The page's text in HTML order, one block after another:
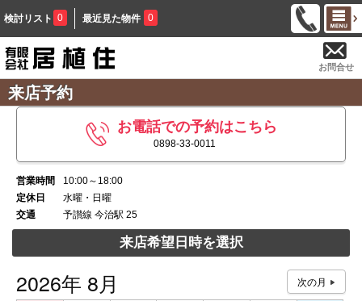
検討リスト 0 最近見た物件 0
お問合せ
来店予約
お電話での予約はこちら
0898-33-0011
営業時間
10:00～18:00
定休日
水曜・日曜
交通
予讃線 今治駅 25
来店希望日時を選択
2026年 8月